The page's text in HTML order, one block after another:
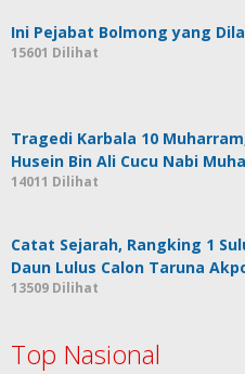
Ini Pejabat Bolmong yang
15601 Dilihat
Tragedi Karbala 10
Husein Bin Ali Cucu Nabi
14011 Dilihat
Catat Sejarah, Rangking 1
Daun Lulus Calon Taruna
13509 Dilihat
Top Nasional